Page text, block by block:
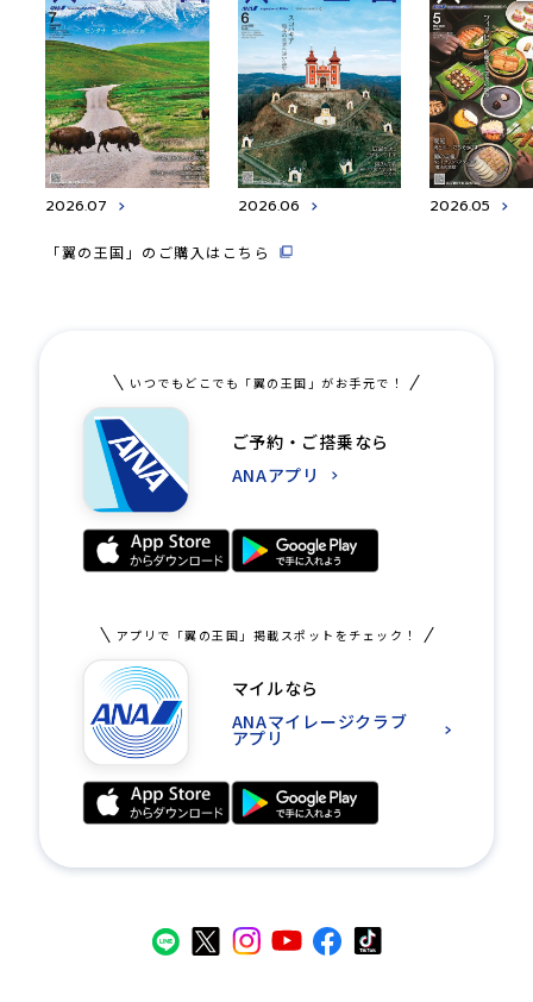
2026.07 2026.06 2026.05
「翼の王国」のご購入はこちら
いつでもどこでも「翼の王国」がお手元で！
ご予約・ご搭乗なら
ANAアプリ
アプリで「翼の王国」掲載スポットをチェック！
マイルなら
ANAマイレージクラブ
アプリ